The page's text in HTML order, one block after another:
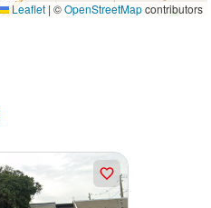
Leaflet | ©OpenStreetMapcontributors